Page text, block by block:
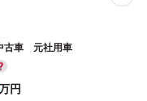
古車 元社用車
円